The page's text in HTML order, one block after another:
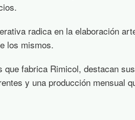
radica en la elaboración
los mismos.
que fabrica Rimicol, destacan
y una producción mensual